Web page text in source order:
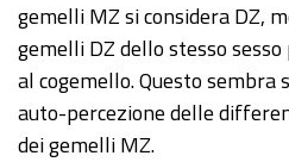
gemelli MZ si considera DZ,
gemelli DZ dello stesso
al cogemello. Questo sembra
auto-percezione delle
dei gemelli MZ.